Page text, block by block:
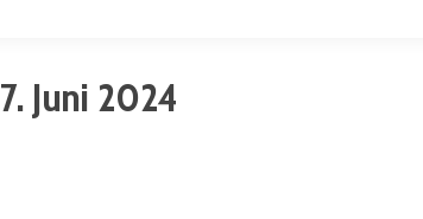
7. Juni 2024